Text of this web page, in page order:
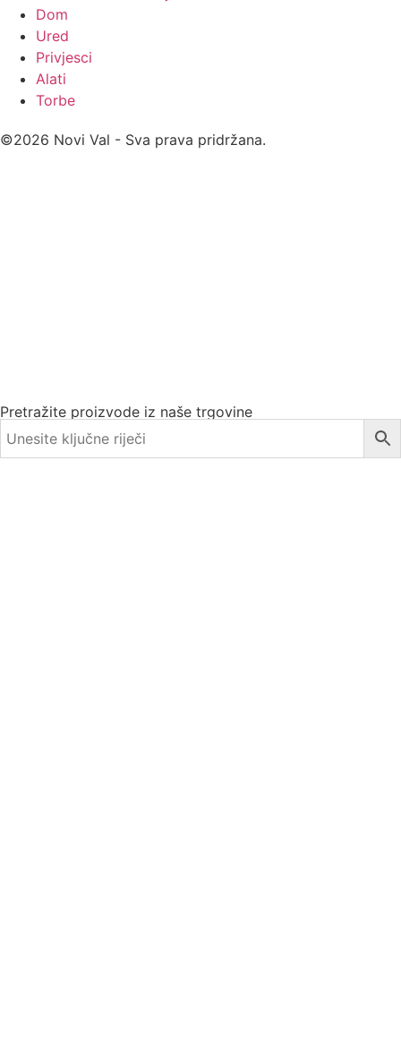
Dom
Ured
Privjesci
Alati
Torbe
©2026 Novi Val - Sva prava pridržana.
Pretražite proizvode iz naše trgovine